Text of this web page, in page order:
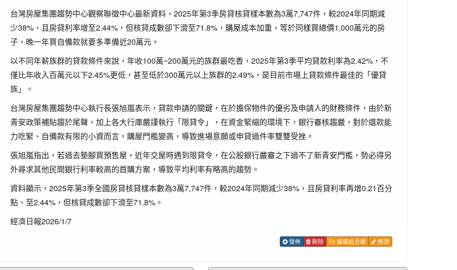
台灣房屋集團趨勢中心觀察聯徵中心最新資料，2025年第3季房貸核貸樣本數為3萬7,747件，較2024年同期減
少38%，且房貸利率增至2.44%，但核貸成數卻下滑至71.8%，購屋成本加重，等於同樣買總價1,000萬元的房
子，晚一年買自備款就要多準備近20萬元。
以不同年薪族群的貸款條件來說，年收100萬~200萬元的族群最吃香，2025年第3季平均貸款利率為2.42%，不
僅比年收入百萬元以下2.45%更低，甚至低於300萬元以上族群的2.49%，是目前市場上貸款條件最佳的「優貸
族」。
台灣房屋集團趨勢中心執行長張旭嵐表示，貸款申請的關鍵，在於擔保物件的優劣及申請人的財務條件，由於新
青安政策補貼趨於尾聲，加上各大行庫嚴謹執行「限貸令」，在資金緊縮的環境下，銀行審核趨嚴，對於還款能
力吃緊、自備款有限的小資而言，購屋門檻變高，導致進場意願或申貸過件率雙雙受挫。
張旭嵐指出，若過去墊腳買預售屋，近年交屋時遇到限貸令，在公股銀行嚴審之下過不了新青安門檻，勢必得另
外尋求其他民間銀行利率較高的首購方案，導致平均利率有略高的趨勢。
資料顯示，2025年第3季全國房貸核貸樣本數為3萬7,747件，較2024年同期減少38%，且房貸利率再增0.21百分
點、至2.44%，但核貸成數卻下滑至71.8%。
經濟日報2026/1/7
發佈 刪除 編輯此分類 修改